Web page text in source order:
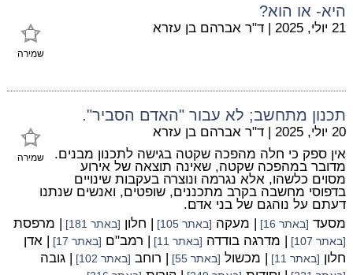
היא- או הוא?
שמירה
21 יולי, 2025 | ד"ר אברהם בן עזרא
תכנון מתחשב; לא עבור "האדם הסביר".
שמירה
20 יולי, 2025 | ד"ר אברהם בן עזרא
אין ספק כי חלה מהפכה שקטה בגישה לתכנון מבנים.
מדובר במהפכה שקטה, שאינה תוצאה של אירוע
מסוים כלשהו, אלא נגרמה ונוצרה בעקבות שינויים
בדפוסי מחשבה בקרב מתכננים, שופטים, ואנשים שנתנו
דעתם על נוהגם של בני אדם.
מסעד [באתר 16] | מעקה [באתר 105] | חלון [באתר 181] | מרפסת
[באתר 107] | מדרגה בודדה [באתר 11] | רמב"ם [באתר 17]
| אדן
חלון [באתר 11] | מכשול [באתר 55] | רוחב [באתר 102] | גובה